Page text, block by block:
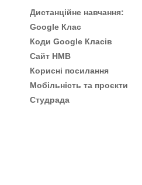
Дистанційне навчання:
Google Клас
Коди Google Класів
Сайт НМВ
Корисні посилання
Мобільність та проєкти
Студрада